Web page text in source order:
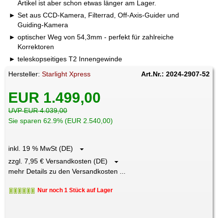
Artikel ist aber schon etwas länger am Lager.
Set aus CCD-Kamera, Filterrad, Off-Axis-Guider und
Guiding-Kamera
optischer Weg von 54,3mm - perfekt für zahlreiche
Korrektoren
teleskopseitiges T2 Innengewinde
Hersteller:Starlight Xpress Art.Nr.: 2024-2907-52
EUR 1.499,00
UVP EUR 4.039,00
Sie sparen 62.9% (EUR 2.540,00)
inkl. 19 % MwSt (DE)
zzgl. 7,95 € Versandkosten (DE)
mehr Details zu den Versandkosten ...
Nur noch 1 Stück auf Lager